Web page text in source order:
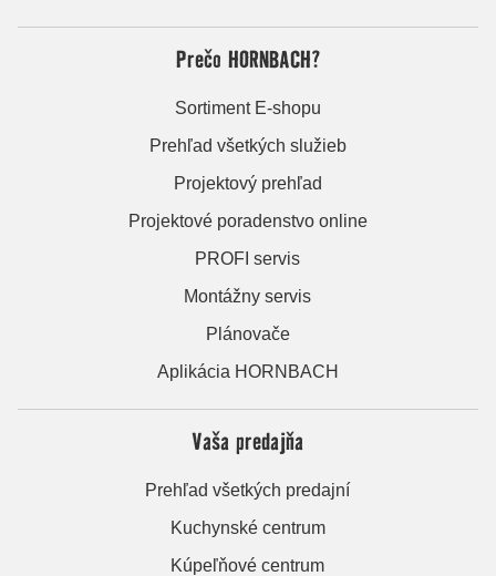
Prečo HORNBACH?
Sortiment E-shopu
Prehľad všetkých služieb
Projektový prehľad
Projektové poradenstvo online
PROFI servis
Montážny servis
Plánovače
Aplikácia HORNBACH
Vaša predajňa
Prehľad všetkých predajní
Kuchynské centrum
Kúpeľňové centrum